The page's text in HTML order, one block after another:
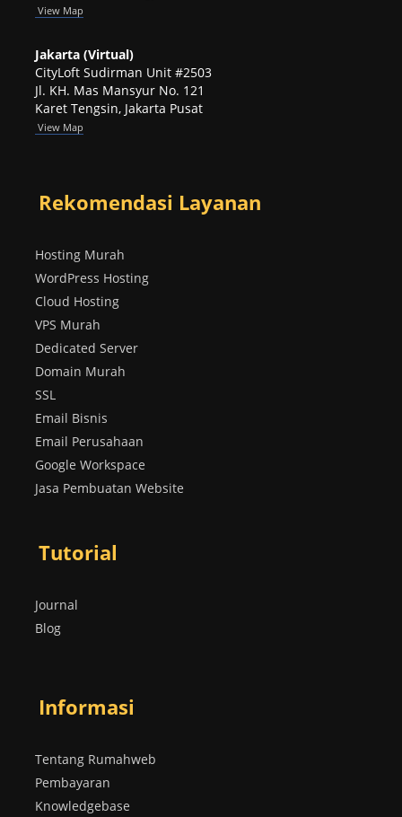
View Map
Jakarta (Virtual)
CityLoft Sudirman Unit #2503
Jl. KH. Mas Mansyur No. 121
Karet Tengsin, Jakarta Pusat
View Map
Rekomendasi Layanan
Hosting Murah
WordPress Hosting
Cloud Hosting
VPS Murah
Dedicated Server
Domain Murah
SSL
Email Bisnis
Email Perusahaan
Google Workspace
Jasa Pembuatan Website
Tutorial
Journal
Blog
Informasi
Tentang Rumahweb
Pembayaran
Knowledgebase